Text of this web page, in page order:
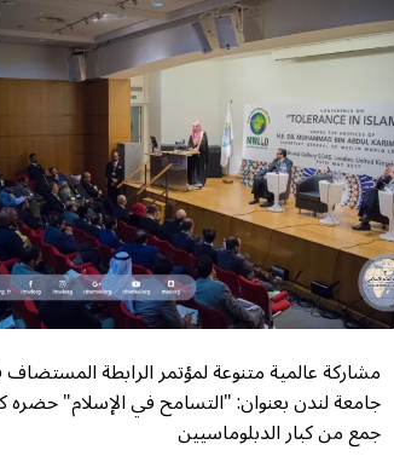
‏مشاركة عالمية متنوعة لمؤتمر الرابطة
جامعة لندن بعنوان: "التسامح في الإسلام"
جمع من كبار الدبلوماسيين